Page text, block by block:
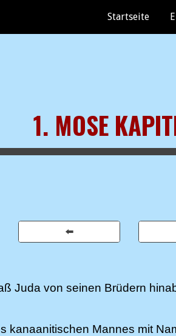
Startseite
1. MOSE
⬅️
Juda von seinen Brüdern
kanaanitischen Mannes mit